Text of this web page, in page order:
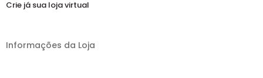
Crie já sua loja virtual
Informações da Loja